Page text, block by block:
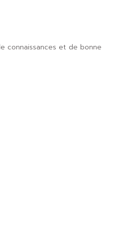
connaissances et de bonne